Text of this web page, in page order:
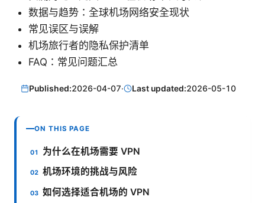
数据与趋势：全球机场网络安全现状
常见误区与误解
机场旅行者的隐私保护清单
FAQ：常见问题汇总
Published:2026-04-07· Last updated:2026-05-10
ON THIS PAGE
为什么在机场需要 VPN
机场环境的挑战与风险
如何选择适合机场的 VPN